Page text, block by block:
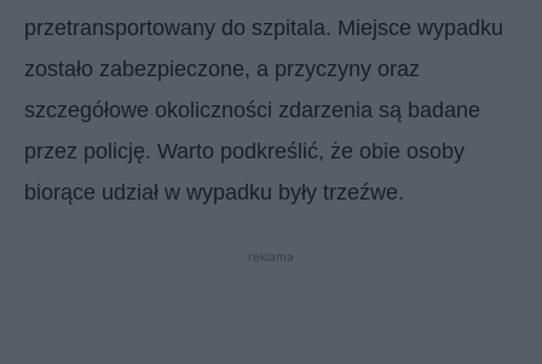
przetransportowany do szpitala. Miejsce wypadku
zostało zabezpieczone, a przyczyny oraz
szczegółowe okoliczności zdarzenia są badane
przez policję. Warto podkreślić, że obie osoby
biorące udział w wypadku były trzeźwe.
reklama